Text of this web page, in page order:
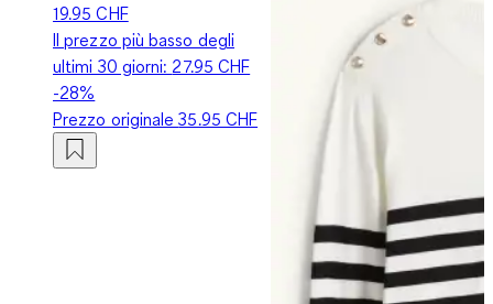
19.95 CHF
Il prezzo più basso degli
ultimi 30 giorni: 27.95 CHF
-28%
Prezzo originale35.95 CHF